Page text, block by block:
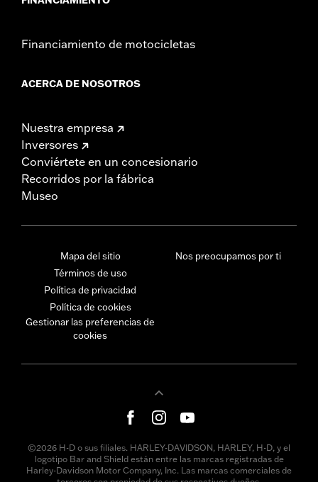
Financiamiento de motocicletas
ACERCA DE NOSOTROS
Nuestra empresa
Inversores
Conviértete en un concesionario
Recorridos por la fábrica
Museo
Mapa del sitio
Términos de uso
Política de privacidad
Política de cookies
Gestionar las preferencias de
cookies
Nos preocupamos por ti
©2026 H-D o sus filiales. HARLEY-DAVIDSON, HARLEY, H-D, y el
logotipo Bar and Shield están entre las marcas registradas de
Harley-Davidson Motor Company, Inc. Las marcas comerciales de